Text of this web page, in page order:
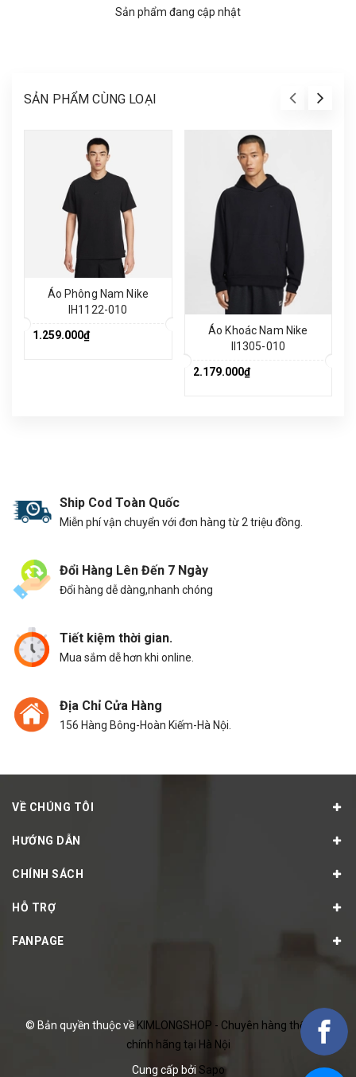
Sản phẩm đang cập nhật
SẢN PHẨM CÙNG LOẠI
Áo Phông Nam Nike
IH1122-010
1.259.000₫
Áo Khoác Nam Nike
II1305-010
2.179.000₫
Ship Cod Toàn Quốc
Miễn phí vận chuyển với đơn hàng từ 2 triệu đồng.
Đổi Hàng Lên Đến 7 Ngày
Đổi hàng dễ dàng,nhanh chóng
Tiết kiệm thời gian.
Mua sắm dễ hơn khi online.
Địa Chỉ Cửa Hàng
156 Hàng Bông-Hoàn Kiếm-Hà Nội.
VỀ CHÚNG TÔI
HƯỚNG DẪN
CHÍNH SÁCH
HỖ TRỢ
FANPAGE
© Bản quyền thuộc về KIMLONGSHOP - Chuyên hàng thể thao
chính hãng tại Hà Nội
Cung cấp bởi Sapo